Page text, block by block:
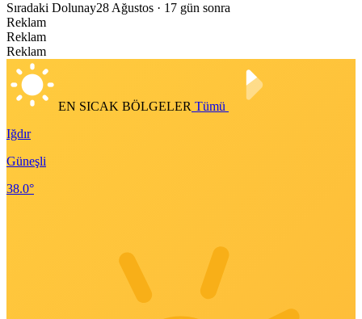
Sıradaki Dolunay28 Ağustos · 17 gün sonra
Reklam
Reklam
Reklam
EN SICAK BÖLGELER Tümü
Iğdır
Güneşli
38.0°